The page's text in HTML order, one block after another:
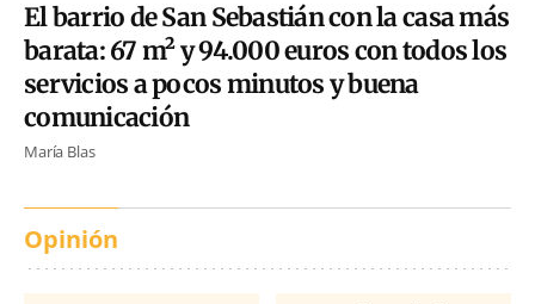
El barrio de San Sebastián con la casa más
barata: 67 m² y 94.000 euros con todos los
servicios a pocos minutos y buena
comunicación
María Blas
Opinión